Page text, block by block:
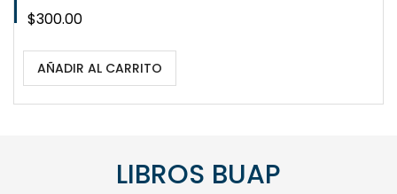
Precio
$300.00
AÑADIR AL CARRITO
LIBROS BUAP